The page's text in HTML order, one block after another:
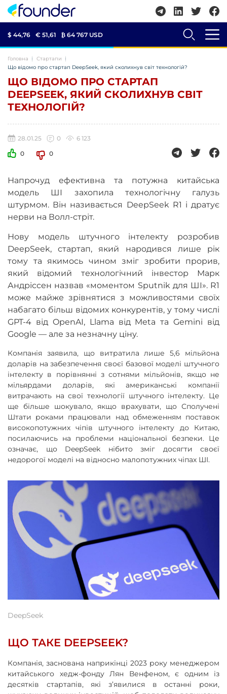
$ 44,76 € 51,61 ₿ 64 767 USD
Головна
Стартапи
Що відомо про стартап DeepSeek, який сколихнув світ технологій?
ЩО ВІДОМО ПРО СТАРТАП
DEEPSEEK, ЯКИЙ СКОЛИХНУВ СВІТ
ТЕХНОЛОГІЙ?
28.01.25 0
6 123
0
0
Напрочуд ефективна та потужна китайська
модель ШІ захопила технологічну галузь
штурмом. Він називається DeepSeek R1 і дратує
нерви на Волл-стріт.
Нову модель штучного інтелекту розробив
DeepSeek, стартап, який народився лише рік
тому та якимось чином зміг зробити прорив,
який відомий технологічний інвестор Марк
Андріссен назвав «моментом Sputnik для ШІ». R1
може майже зрівнятися з можливостями своїх
набагато більш відомих конкурентів, у тому числі
GPT-4 від OpenAI, Llama від Meta та Gemini від
Google — але за незначну ціну.
Компанія заявила, що витратила лише 5,6 мільйона
доларів на забезпечення своєї базової моделі штучного
інтелекту в порівнянні з сотнями мільйонів, якщо не
мільярдами доларів, які американські компанії
витрачають на свої технології штучного інтелекту. Це
ще більше шокувало, якщо врахувати, що Сполучені
Штати роками працювали над обмеженням поставок
високопотужних чіпів штучного інтелекту до Китаю,
посилаючись на проблеми національної безпеки. Це
означає, що DeepSeek нібито зміг досягти своєї
недорогої моделі на відносно малопотужних чіпах ШІ.
DeepSeek
ЩО ТАКЕ DEEPSEEK?
Компанія, заснована наприкінці 2023 року менеджером
китайського хедж-фонду Лян Венфеном, є одним із
десятків стартапів, які з’явилися в останні роки,